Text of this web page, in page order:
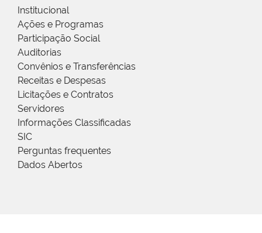
Institucional
Ações e Programas
Participação Social
Auditorias
Convênios e Transferências
Receitas e Despesas
Licitações e Contratos
Servidores
Informações Classificadas
SIC
Perguntas frequentes
Dados Abertos